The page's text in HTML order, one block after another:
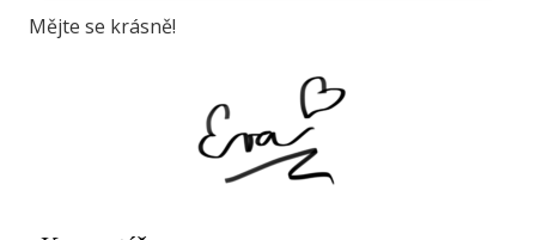
Mějte se krásně!